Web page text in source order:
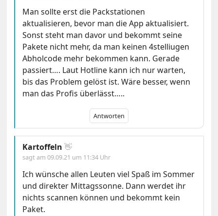
Man sollte erst die Packstationen
aktualisieren, bevor man die App aktualisiert.
Sonst steht man davor und bekommt seine
Pakete nicht mehr, da man keinen 4stelliugen
Abholcode mehr bekommen kann. Gerade
passiert…. Laut Hotline kann ich nur warten,
bis das Problem gelöst ist. Wäre besser, wenn
man das Profis überlässt…..
Antworten
Kartoffeln 👋
sagt am09.09.21 um 11:34 Uhr
Ich wünsche allen Leuten viel Spaß im Sommer
und direkter Mittagssonne. Dann werdet ihr
nichts scannen können und bekommt kein
Paket.